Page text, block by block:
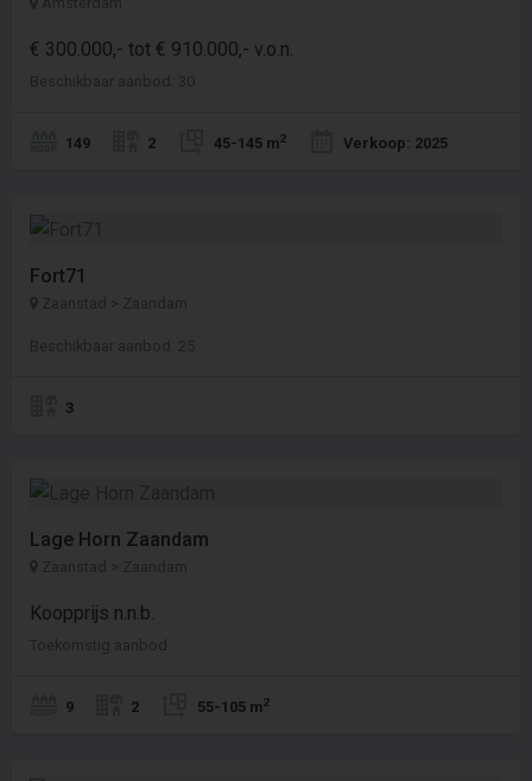
€ 300.000,- tot € 910.000,- v.o.n.
Beschikbaar aanbod: 30
149 2 45-145 m2 Verkoop: 2025
Fort71
Zaanstad > Zaandam
Beschikbaar aanbod: 25
3
Lage Horn Zaandam
Zaanstad > Zaandam
Koopprijs n.n.b.
Toekomstig aanbod
9 2 55-105 m2